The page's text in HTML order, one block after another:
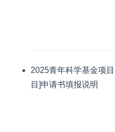
2025青年科学基金项
目]申请书填报说明